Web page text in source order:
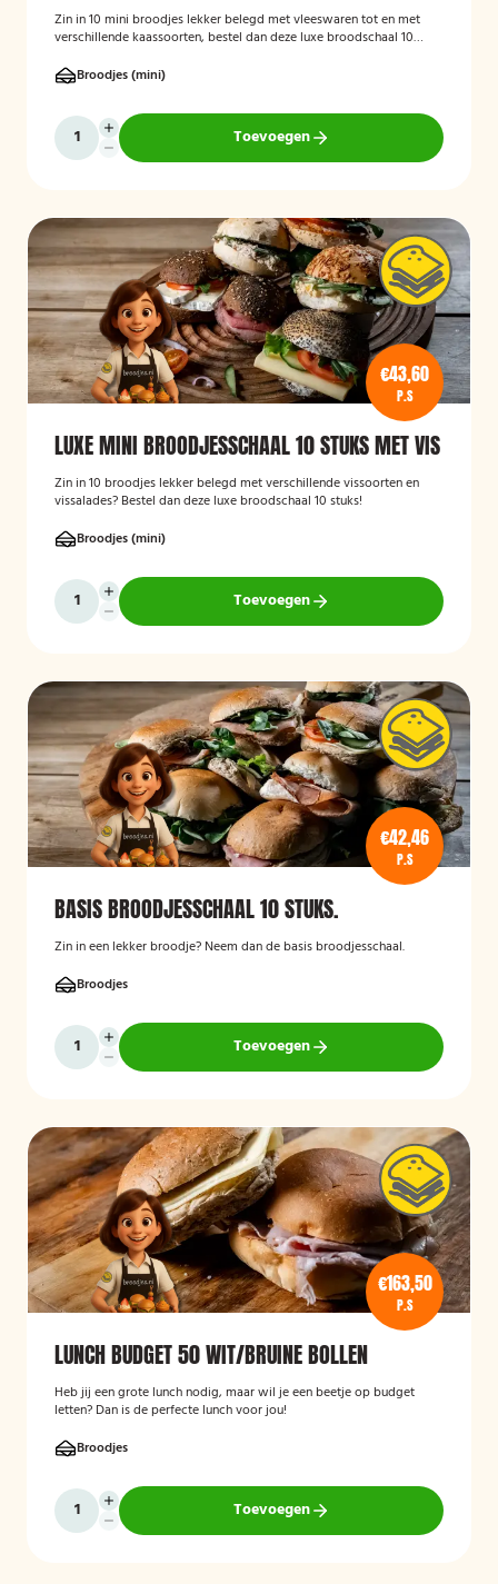
Zin in 10 mini broodjes lekker belegd met vleeswaren tot en met
verschillende kaassoorten, bestel dan deze luxe broodschaal 10
Broodjes (mini)
Toevoegen
€43,60
P.S
LUXE MINI BROODJESSCHAAL 10 STUKS MET VIS
Zin in 10 broodjes lekker belegd met verschillende vissoorten en
vissalades? Bestel dan deze luxe broodschaal 10 stuks!
Broodjes (mini)
Toevoegen
€42,46
P.S
BASIS BROODJESSCHAAL 10 STUKS.
Zin in een lekker broodje? Neem dan de basis broodjesschaal.
Broodjes
Toevoegen
€163,50
P.S
LUNCH BUDGET 50 WIT/BRUINE BOLLEN
Heb jij een grote lunch nodig, maar wil je een beetje op budget
letten? Dan is de perfecte lunch voor jou!
Broodjes
Toevoegen